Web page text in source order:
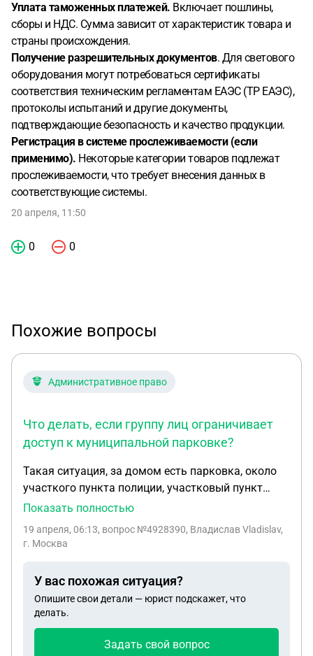
Уплата таможенных платежей. Включает пошлины,
сборы и НДС. Сумма зависит от характеристик товара и
страны происхождения.
Получение разрешительных документов. Для светового
оборудования могут потребоваться сертификаты
соответствия техническим регламентам ЕАЭС (ТР ЕАЭС),
протоколы испытаний и другие документы,
подтверждающие безопасность и качество продукции.
Регистрация в системе прослеживаемости (если
применимо). Некоторые категории товаров подлежат
прослеживаемости, что требует внесения данных в
соответствующие системы.
20 апреля, 11:50
0 0
Похожие вопросы
Административное право
Что делать, если группу лиц ограничивает
доступ к муниципальной парковке?
Такая ситуация, за домом есть парковка, около
участкого пункта полиции, участковый пункт
полиции давно не работает, по запросу в
проверку ответила что это муниципальная
установлен старый кривой шлагбаум, который
был установлен админисрацией при
строительстве, суть эту парковку заняла группа
лиц, ко мне подходил какойто человек я так
Показать полностью
19 апреля, 06:13, вопрос №4928390, Владислав Vladislav,
г. Москва
У вас похожая ситуация?
Опишите свои детали — юрист подскажет, что
делать.
Задать свой вопрос